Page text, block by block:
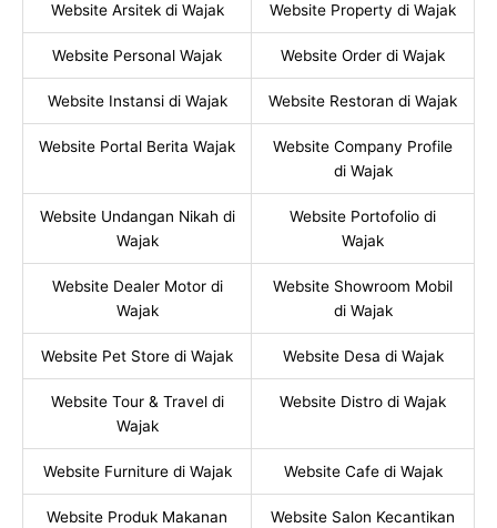
Website Arsitek di Wajak Website Property di Wajak
Website Personal Wajak Website Order di Wajak
Website Instansi di Wajak Website Restoran di Wajak
Website Portal Berita Wajak
Website Company Profile
di Wajak
Website Undangan Nikah di
Wajak
Website Portofolio di
Wajak
Website Dealer Motor di
Wajak
Website Showroom Mobil
di Wajak
Website Pet Store di Wajak Website Desa di Wajak
Website Tour & Travel di
Wajak
Website Distro di Wajak
Website Furniture di Wajak Website Cafe di Wajak
Website Produk Makanan
Website Salon Kecantikan